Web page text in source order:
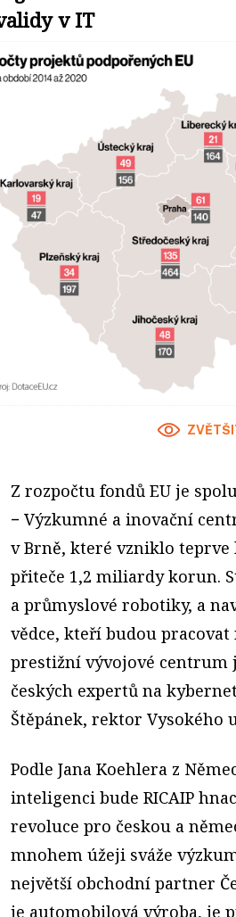
v IT
Z rozpočtu fondů EU je
− Výzkumné a inovační
v Brně, které vzniklo teprve
přiteče 1,2 miliardy korun.
a průmyslové robotiky, a
vědce, kteří budou
prestižní vývojové centrum
českých expertů na
Štěpánek, rektor Vysokého
Podle Jana Koehlera z
inteligenci bude RICAIP
revoluce pro českou a
mnohem úžeji sváže
největší obchodní partner
je automobilová výroba, je